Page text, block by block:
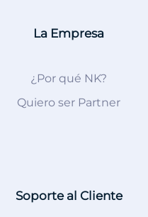
La Empresa
¿Por qué NK?
Quiero ser Partner
Soporte al Cliente